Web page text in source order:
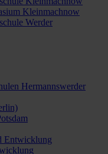
Kleinmachnow
Werder
Hermannswerder
Entwicklung